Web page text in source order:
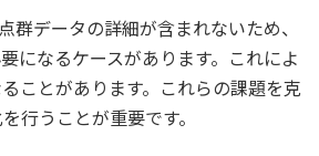
群データの詳細が含まれないため、
になるケースがあります。これによ
ことがあります。これらの課題を克
行うことが重要です。